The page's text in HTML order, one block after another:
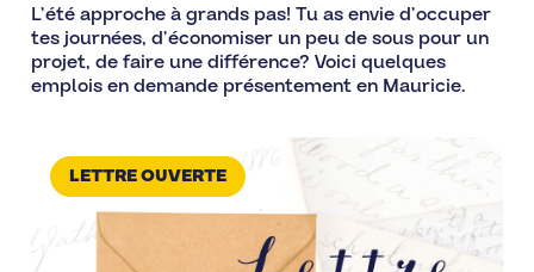
L’été approche à grands pas! Tu as envie d’occuper
tes journées, d’économiser un peu de sous pour un
projet, de faire une différence? Voici quelques
emplois en demande présentement en Mauricie.
LETTRE OUVERTE